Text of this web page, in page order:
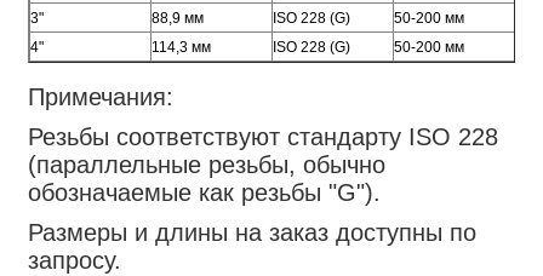
3"
88,9 мм ISO 228 (G) 50-200 мм
4"
114,3 мм ISO 228 (G) 50-200 мм
Примечания:
Резьбы соответствуют стандарту ISO 228
(параллельные резьбы, обычно
обозначаемые как резьбы "G").
Размеры и длины на заказ доступны по
запросу.